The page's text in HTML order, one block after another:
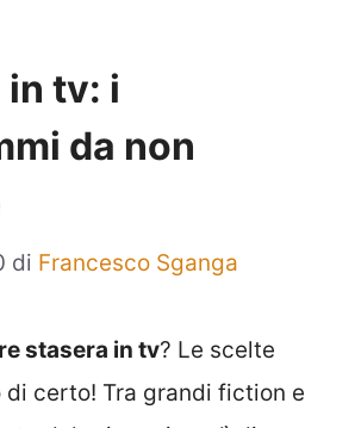
in tv: i
da non
di Francesco Sganga
stasera in tv? Le scelte
di certo! Tra grandi fiction e